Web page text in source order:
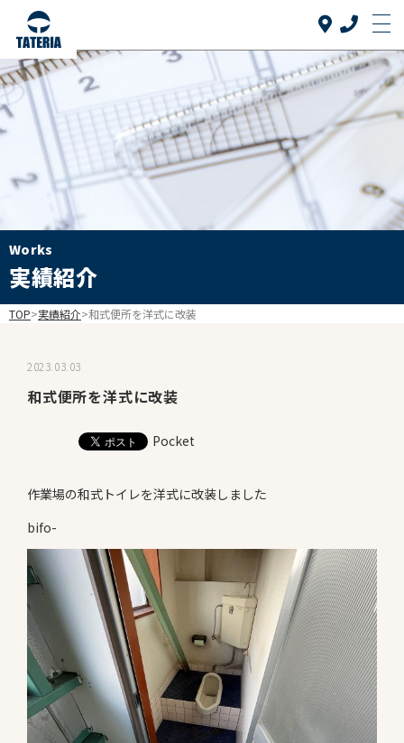
Top
トップ
当社について
About us
リフォーム品目
介護リフォーム
Works
お知らせ
会社案内
Company
Works
実績紹介
TOP>実績紹介>和式便所を洋式に改装
2023.03.03
和式便所を洋式に改装
Pocket
作業場の和式トイレを洋式に改装しました
bifo-